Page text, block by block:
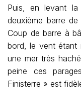
Puis, en levant
deuxième barre
Coup de barre à
bord, le vent
une mer très
peine ces
Finisterre » est